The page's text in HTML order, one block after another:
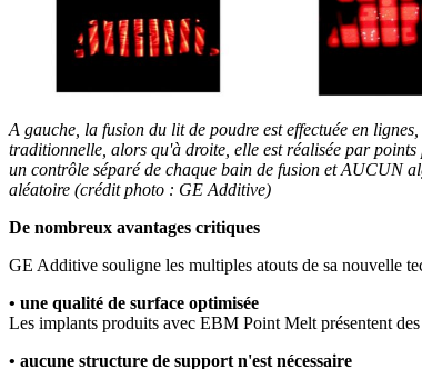
A gauche, la fusion du lit de poudre est effectuée en
traditionnelle, alors qu'à droite, elle est réalisée par points
un contrôle séparé de chaque bain de fusion et AUCUN
aléatoire (crédit photo : GE Additive)
De nombreux avantages critiques
GE Additive souligne les multiples atouts de sa nouvelle
• une qualité de surface optimisée
Les implants produits avec EBM Point Melt présentent
• aucune structure de support n'est nécessaire